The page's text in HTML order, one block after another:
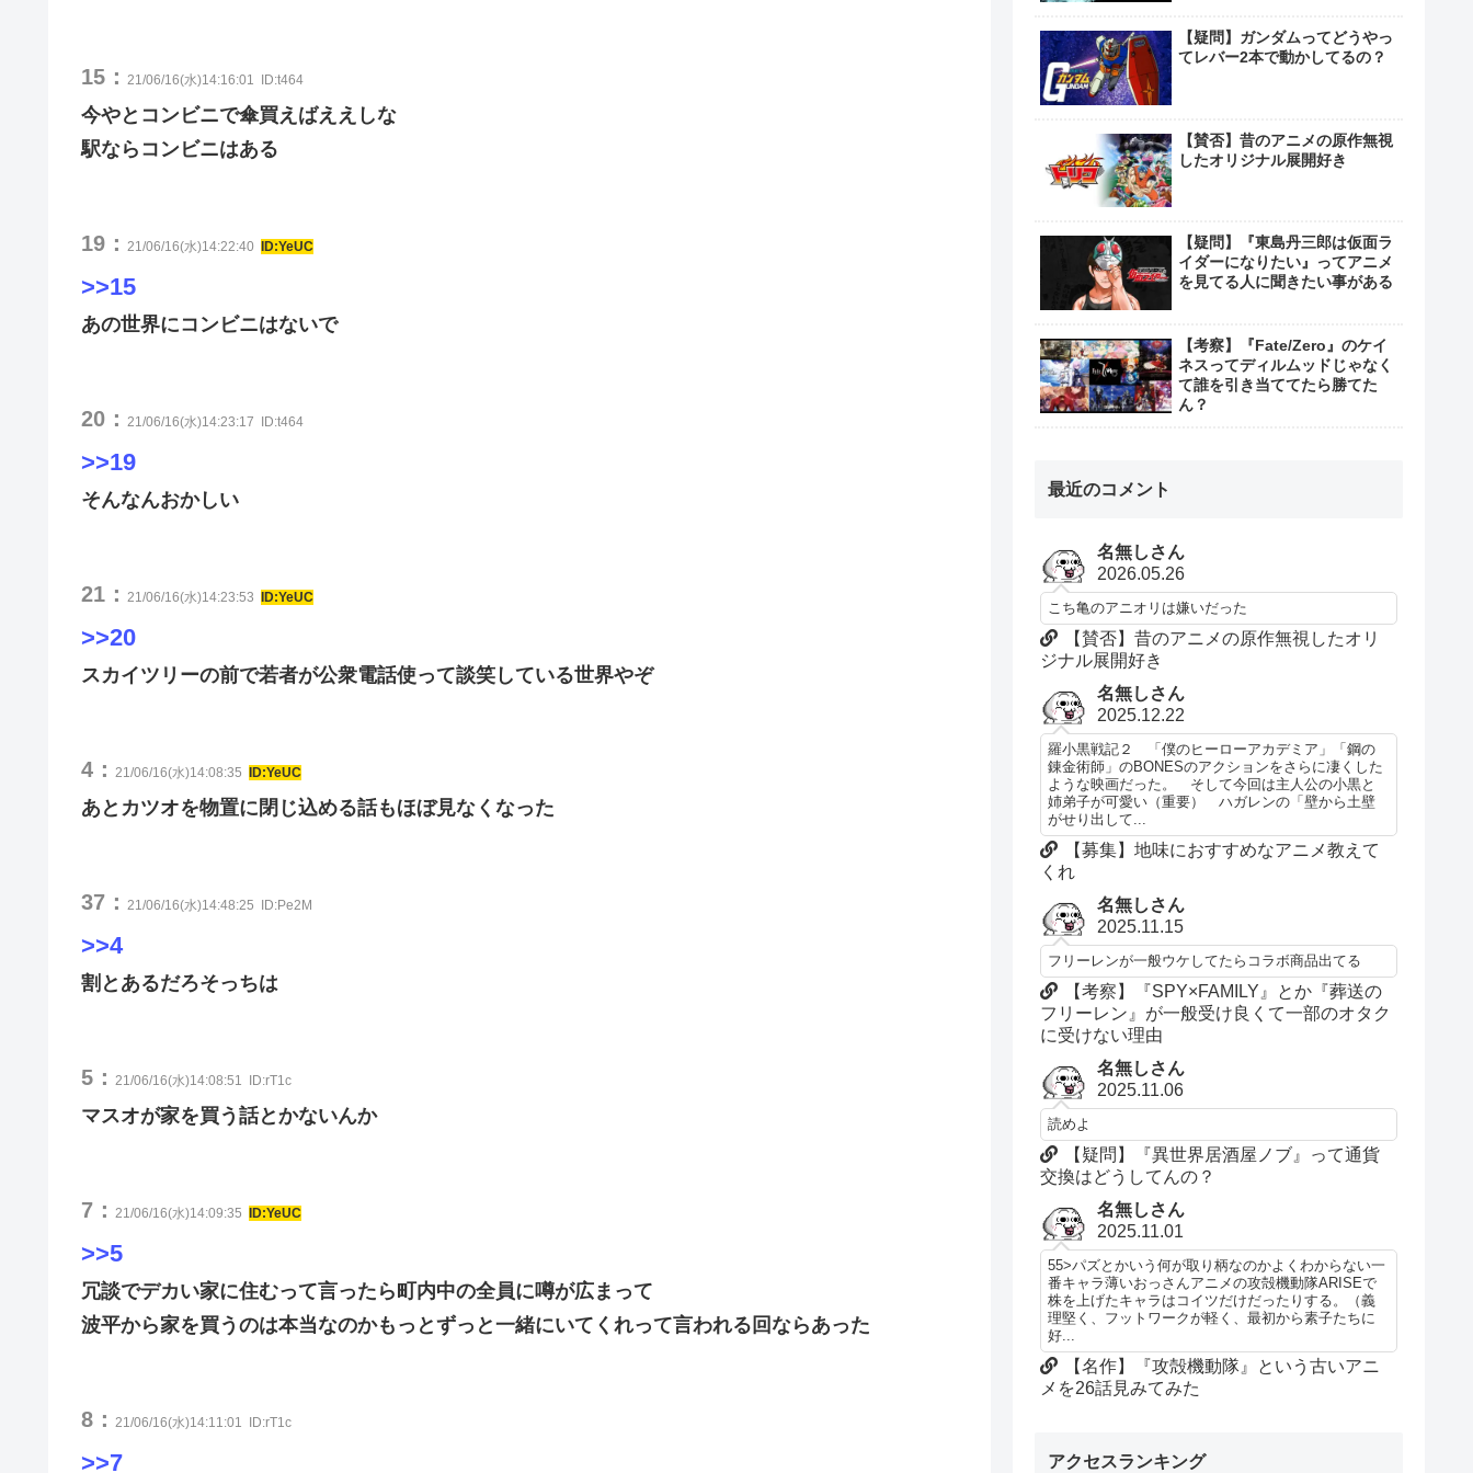
15： 21/06/16(水)14:16:01 ID:t464
今やとコンビニで傘買えばええしな
駅ならコンビニはある
19： 21/06/16(水)14:22:40 ID:YeUC
>>15
あの世界にコンビニはないで
20： 21/06/16(水)14:23:17 ID:t464
>>19
そんなんおかしい
21： 21/06/16(水)14:23:53 ID:YeUC
>>20
スカイツリーの前で若者が公衆電話使って談笑している世界やぞ
4： 21/06/16(水)14:08:35 ID:YeUC
あとカツオを物置に閉じ込める話もほぼ見なくなった
37： 21/06/16(水)14:48:25 ID:Pe2M
>>4
割とあるだろそっちは
5： 21/06/16(水)14:08:51 ID:rT1c
マスオが家を買う話とかないんか
7： 21/06/16(水)14:09:35 ID:YeUC
>>5
冗談でデカい家に住むって言ったら町内中の全員に噂が広まって
波平から家を買うのは本当なのかもっとずっと一緒にいてくれって言われる回ならあった
8： 21/06/16(水)14:11:01 ID:rT1c
>>7
【疑問】ガンダムってどうやっ
てレバー2本で動かしてるの？
【賛否】昔のアニメの原作無視
したオリジナル展開好き
【疑問】『東島丹三郎は仮面ラ
イダーになりたい』ってアニメ
を見てる人に聞きたい事がある
【考察】『Fate/Zero』のケイ
ネスってディルムッドじゃなく
て誰を引き当ててたら勝てた
ん？
最近のコメント
名無しさん
2026.05.26
こち亀のアニオリは嫌いだった
【賛否】昔のアニメの原作無視したオリ
ジナル展開好き
名無しさん
2025.12.22
羅小黒戦記２ 「僕のヒーローアカデミア」「鋼の
錬金術師」のBONESのアクションをさらに凄くした
ような映画だった。 そして今回は主人公の小黒と
姉弟子が可愛い（重要） ハガレンの「壁から土壁
がせり出して...
【募集】地味におすすめなアニメ教えて
くれ
名無しさん
2025.11.15
フリーレンが一般ウケしてたらコラボ商品出てる
【考察】『SPY×FAMILY』とか『葬送の
フリーレン』が一般受け良くて一部のオタク
に受けない理由
名無しさん
2025.11.06
読めよ
【疑問】『異世界居酒屋ノブ』って通貨
交換はどうしてんの？
名無しさん
2025.11.01
55>パズとかいう何が取り柄なのかよくわからない一
番キャラ薄いおっさんアニメの攻殻機動隊ARISEで
株を上げたキャラはコイツだけだったりする。（義
理堅く、フットワークが軽く、最初から素子たちに
好...
【名作】『攻殻機動隊』という古いアニ
メを26話見みてみた
アクセスランキング